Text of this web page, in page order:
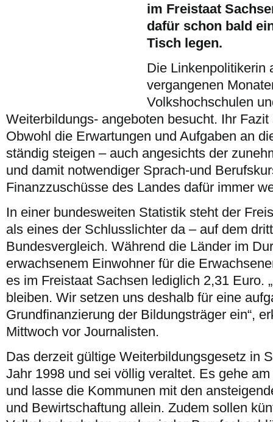
im Freistaat
dafür schon bald
Tisch legen.
Die Linkenpolitikerin
vergangenen
Volkshochschulen
Weiterbildungs- angeboten besucht. Ihr
Obwohl die Erwartungen und Aufgaben an
ständig steigen – auch angesichts der
und damit notwendiger Sprach-und
Finanzzuschüsse des Landes dafür immer
In einer bundesweiten Statistik steht der
als eines der Schlusslichter da – auf dem
Bundesvergleich. Während die Länder im
erwachsenem Einwohner für die
es im Freistaat Sachsen lediglich 2,31 Euro.
bleiben. Wir setzen uns deshalb für eine
Grundfinanzierung der Bildungsträger ein“,
Mittwoch vor Journalisten.
Das derzeit gültige Weiterbildungsgesetz in
Jahr 1998 und sei völlig veraltet. Es gehe
und lasse die Kommunen mit den
und Bewirtschaftung allein. Zudem sollen